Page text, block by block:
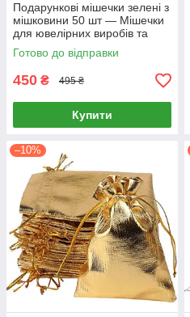
Подарункові мішечки зелені з
мішковини 50 шт — Мішечки
для ювелірних виробів та
сувенірів (10х14 см)
Готово до відправки
450 ₴ 495 ₴
Купити
–10%